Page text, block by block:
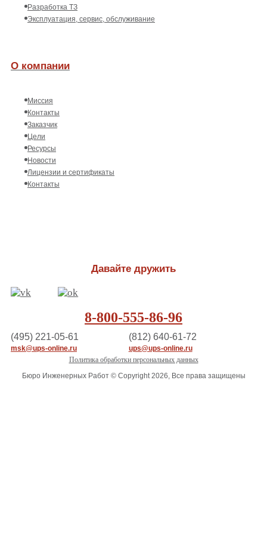
Разработка ТЗ
Эксплуатация, сервис, обслуживание
О компании
Миссия
Контакты
Заказчик
Цели
Ресурсы
Новости
Лицензии и сертификаты
Контакты
Давайте дружить
8-800-555-86-96
(495) 221-05-61
msk@ups-online.ru
(812) 640-61-72
ups@ups-online.ru
Политика обработки персональных данных
Бюро Инженерных Работ © Copyright 2026, Все права защищены